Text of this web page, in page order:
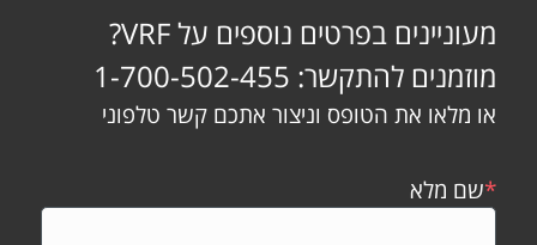
מעוניינים בפרטים נוספים על VRF?
מוזמנים להתקשר: 1-700-502-455
או מלאו את הטופס וניצור אתכם קשר טלפוני
*שם מלא